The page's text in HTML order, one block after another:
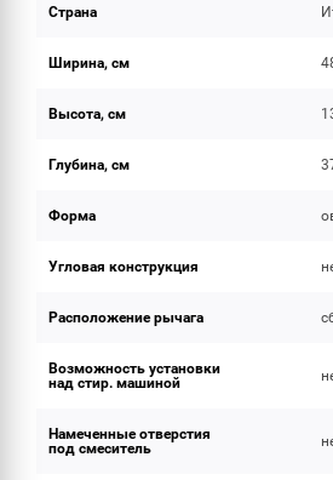
Страна
Ширина, см
Высота, см
Глубина, см
Форма
Угловая конструкция
Расположение рычага
Возможность установки
над стир. машиной
Намеченные отверстия
под смеситель